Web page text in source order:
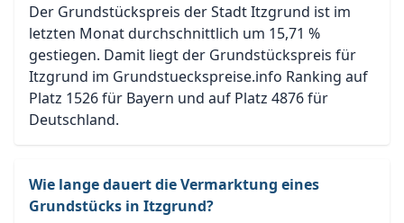
Der Grundstückspreis der Stadt Itzgrund ist im
letzten Monat durchschnittlich um 15,71 %
gestiegen. Damit liegt der Grundstückspreis für
Itzgrund im Grundstueckspreise.info Ranking auf
Platz 1526 für Bayern und auf Platz 4876 für
Deutschland.
Wie lange dauert die Vermarktung eines
Grundstücks in Itzgrund?